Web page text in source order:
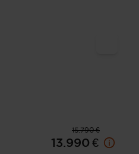
15.790 €
13.990 €